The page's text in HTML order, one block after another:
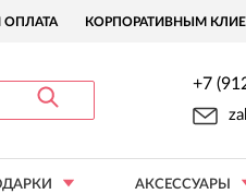
ОПЛАТА КОРПОРАТИВНЫМ
+7
АКСЕССУАРЫ